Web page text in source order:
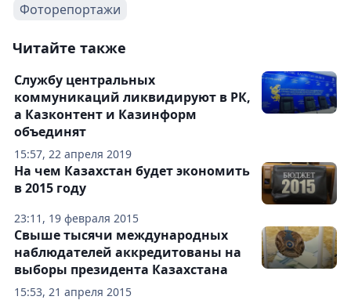
Фоторепортажи
Читайте также
15:57, 22 апреля 2019
Службу центральных
коммуникаций ликвидируют в РК,
а Казконтент и Казинформ
объединят
23:11, 19 февраля 2015
На чем Казахстан будет экономить
в 2015 году
15:53, 21 апреля 2015
Свыше тысячи международных
наблюдателей аккредитованы на
выборы президента Казахстана